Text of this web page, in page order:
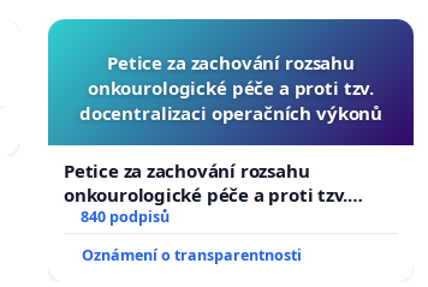
Petice za zachování rozsahu
onkourologické péče a proti tzv.
docentralizaci operačních výkonů
Petice za zachování rozsahu
onkourologické péče a proti tzv.
docentralizaci operačních výkonů
840 podpisů
Oznámení o transparentnosti